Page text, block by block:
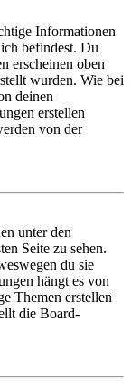
Informationen
befindest. Du
erscheinen oben
wurden. Wie bei
deinen
erstellen
von der
unter den
Seite zu sehen.
du sie
hängt es von
Themen erstellen
die Board-